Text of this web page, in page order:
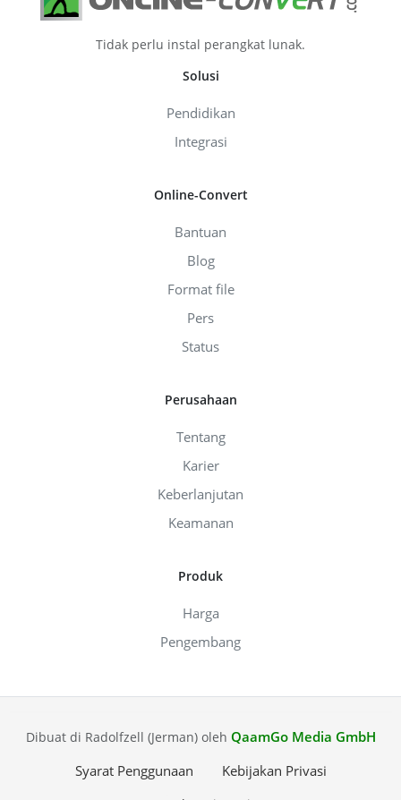
Tidak perlu instal perangkat lunak.
Solusi
Pendidikan
Integrasi
Online-Convert
Bantuan
Blog
Format file
Pers
Status
Perusahaan
Tentang
Karier
Keberlanjutan
Keamanan
Produk
Harga
Pengembang
Dibuat di Radolfzell (Jerman) oleh QaamGo Media GmbH
Syarat Penggunaan
Kebijakan Privasi